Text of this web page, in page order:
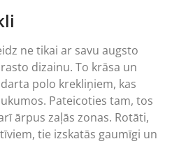
ne tikai ar savu augsto
dizainu. To krāsa un
polo krekliņiem, kas
Pateicoties tam, tos
ārpus zaļās zonas. Rotāti,
tie izskatās gaumīgi un